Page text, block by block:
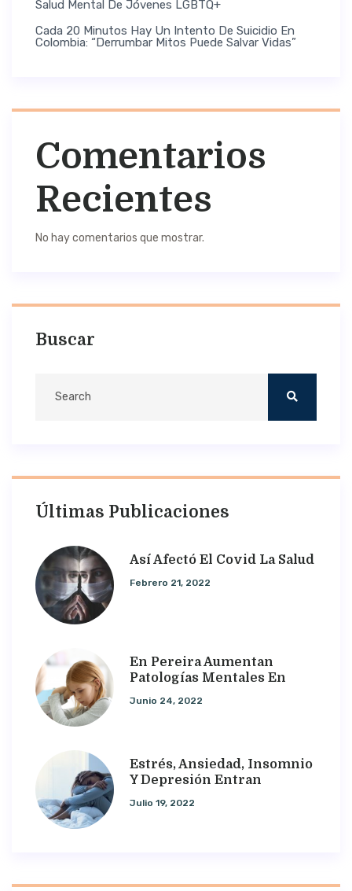
Salud Mental De Jóvenes LGBTQ+
Cada 20 Minutos Hay Un Intento De Suicidio En
Colombia: “Derrumbar Mitos Puede Salvar Vidas”
Comentarios
Recientes
No hay comentarios que mostrar.
Buscar
Últimas Publicaciones
Así Afectó El Covid La Salud
Febrero 21, 2022
En Pereira Aumentan
Patologías Mentales En
Junio 24, 2022
Estrés, Ansiedad, Insomnio
Y Depresión Entran
Julio 19, 2022